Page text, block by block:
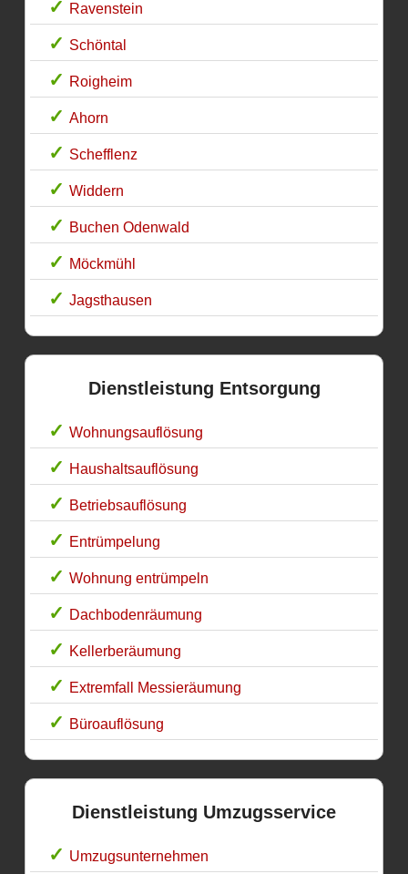
Ravenstein
Schöntal
Roigheim
Ahorn
Schefflenz
Widdern
Buchen Odenwald
Möckmühl
Jagsthausen
Dienstleistung Entsorgung
Wohnungsauflösung
Haushaltsauflösung
Betriebsauflösung
Entrümpelung
Wohnung entrümpeln
Dachbodenräumung
Kellerberäumung
Extremfall Messieräumung
Büroauflösung
Dienstleistung Umzugsservice
Umzugsunternehmen